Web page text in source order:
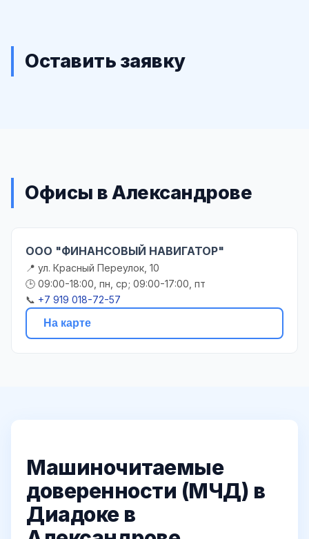
Оставить заявку
Офисы в Александрове
ООО "ФИНАНСОВЫЙ НАВИГАТОР"
📍 ул. Красный Переулок, 10
🕒 09:00-18:00, пн, ср; 09:00-17:00, пт
📞 +7 919 018-72-57
На карте
Машиночитаемые
доверенности (МЧД) в
Диадоке в